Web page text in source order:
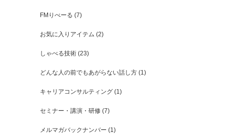
FMりべーる (7)
お気に入りアイテム (2)
しゃべる技術 (23)
どんな人の前でもあがらない話し方 (1)
キャリアコンサルティング (1)
セミナー・講演・研修 (7)
メルマガバックナンバー (1)